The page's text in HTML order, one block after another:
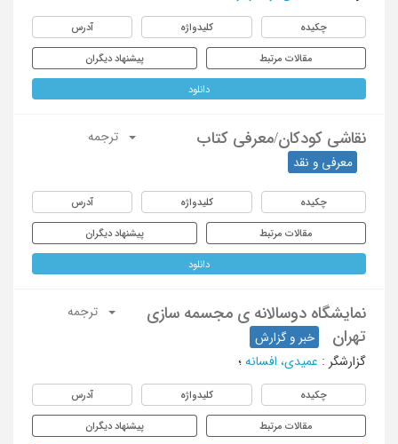
چکیده کلیدواژه آدرس
مقالات مرتبط پیشنهاد دیگران
دانلود
نقاشی کودکان/معرفی کتاب
معرفی و نقد
ترجمه
چکیده کلیدواژه آدرس
مقالات مرتبط پیشنهاد دیگران
دانلود
نمایشگاه دوسالانه ی مجسمه سازی
تهران
خبر و گزارش
ترجمه
گزارشگر : عمیدی، افسانه ؛
چکیده کلیدواژه آدرس
مقالات مرتبط پیشنهاد دیگران